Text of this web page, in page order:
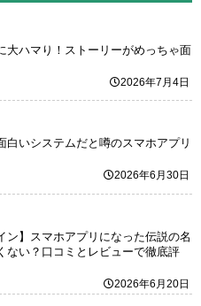
大ハマり！ストーリーがめっちゃ面
2026年7月4日
白いシステムだと噂のスマホアプリ
2026年6月30日
ン】スマホアプリになった伝説の名
ない？口コミとレビューで徹底評
2026年6月20日